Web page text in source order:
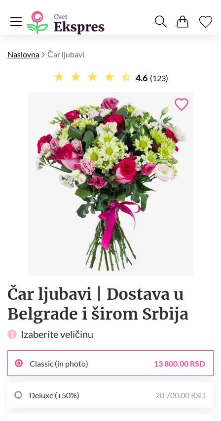
Naslovna Čar ljubavi
4.6 (123)
Čar ljubavi | Dostava u
Belgrade i širom Srbija
1 Izaberite veličinu
Classic (in photo) 13 800.00 RSD
Deluxe (+50%) 20 700.00 RSD